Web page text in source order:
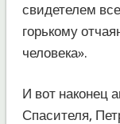
свидетелем
горькому
человека».
И вот наконец
Спасителя,